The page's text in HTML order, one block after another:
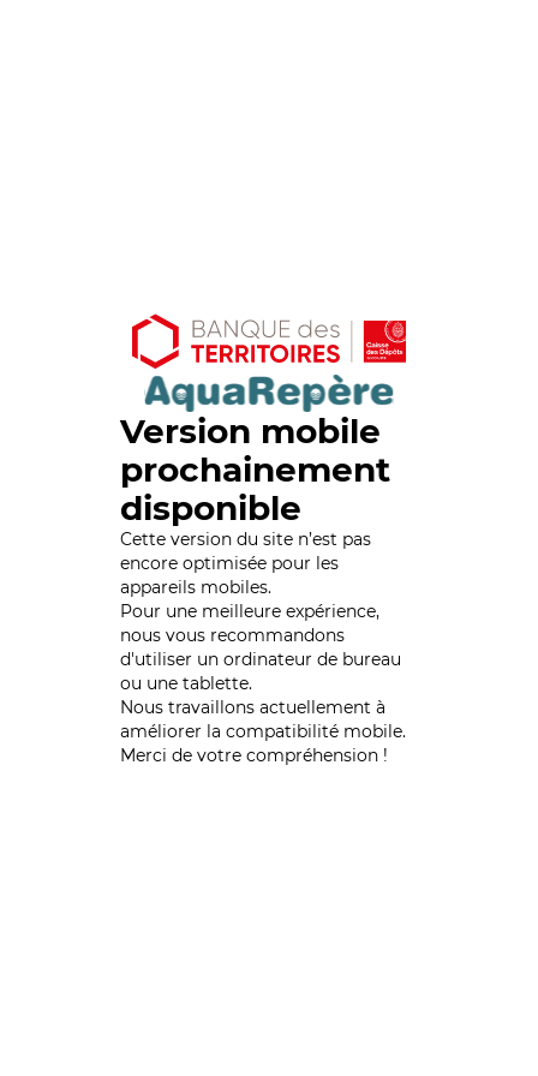
Version mobile
prochainement
disponible
Cette version du site n’est pas
encore optimisée pour les
appareils mobiles.
Pour une meilleure expérience,
nous vous recommandons
d'utiliser un ordinateur de bureau
ou une tablette.
Nous travaillons actuellement à
améliorer la compatibilité mobile.
Merci de votre compréhension !